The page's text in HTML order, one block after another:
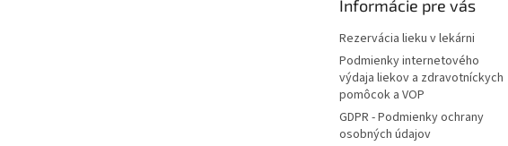
Informácie pre vás
Rezervácia lieku v lekárni
Podmienky internetového
výdaja liekov a zdravotníckych
pomôcok a VOP
GDPR - Podmienky ochrany
osobných údajov